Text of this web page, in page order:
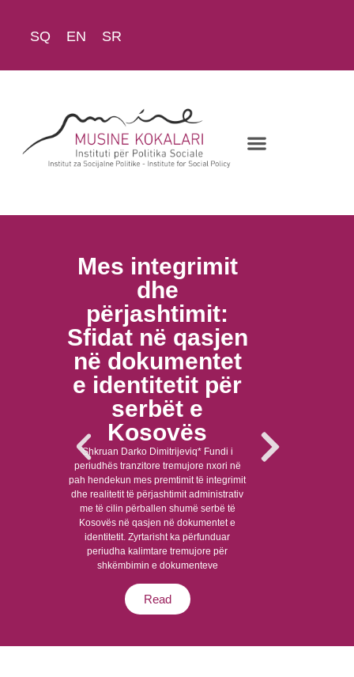
SQ EN SR
Mes integrimit
dhe
përjashtimit:
Sfidat në qasjen
në dokumentet
e identitetit për
serbët e
Kosovës
Shkruan Darko Dimitrijeviq* Fundi i
periudhës tranzitore tremujore nxori në
pah hendekun mes premtimit të integrimit
dhe realitetit të përjashtimit administrativ
me të cilin përballen shumë serbë të
Kosovës në qasjen në dokumentet e
identitetit. Zyrtarisht ka përfunduar
periudha kalimtare tremujore për
shkëmbimin e dokumenteve
Read